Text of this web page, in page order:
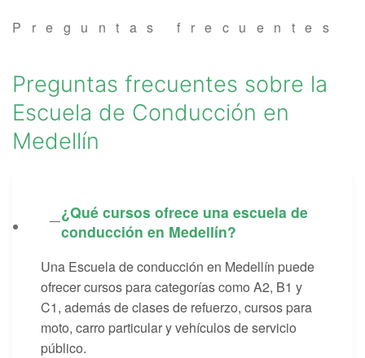
Preguntas frecuentes
Preguntas frecuentes sobre la
Escuela de Conducción en
Medellín
¿Qué cursos ofrece una escuela de
conducción en Medellín?
Una Escuela de conducción en Medellín puede
ofrecer cursos para categorías como A2, B1 y
C1, además de clases de refuerzo, cursos para
moto, carro particular y vehículos de servicio
público.